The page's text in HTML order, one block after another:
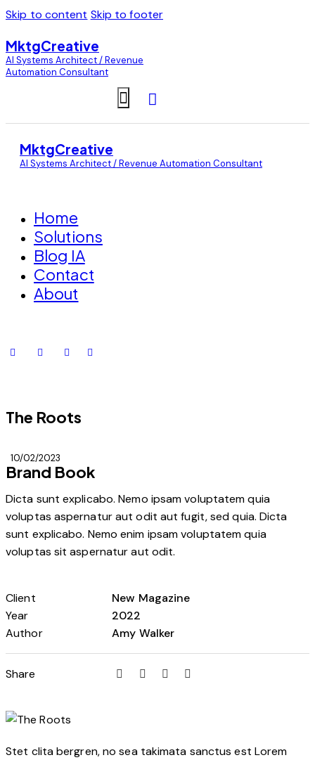
Skip to content Skip to footer
MktgCreative
AI Systems Architect / Revenue
Automation Consultant
MktgCreative
AI Systems Architect / Revenue Automation Consultant
Home
Solutions
Blog IA
Contact
About
The Roots
10/02/2023
Stet clita bergren, no sea takimata sanctus est Lorem
Brand Book
Dicta sunt explicabo. Nemo ipsam voluptatem quia
voluptas aspernatur aut odit aut fugit, sed quia. Dicta
sunt explicabo. Nemo enim ipsam voluptatem quia
voluptas sit aspernatur aut odit.
Client
New Magazine
Year
2022
Author
Amy Walker
Share